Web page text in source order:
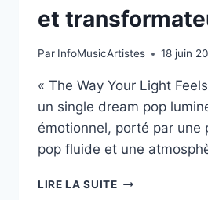
et
Par InfoMusicArtistes 18 juin
« The Way Your Light
un single dream pop
émotionnel, porté par une
pop fluide et une
LIRE LA SUITE«